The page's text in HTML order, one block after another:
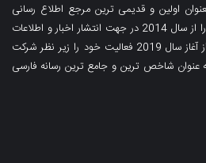
اولین و قدیمی ترین مرجع اطلاع رسانی
فارسی زبان در قبرس فعالیت خود را از سال 2014 در جهت انتشار اخبار و اطلاعات
در حوزه های مختلف آغاز کرده و از آغاز سال 2019 فعالیت خود را زیر نظر شرکت
عنوان شاخص ترین و جامع ترین رسانه فارسی